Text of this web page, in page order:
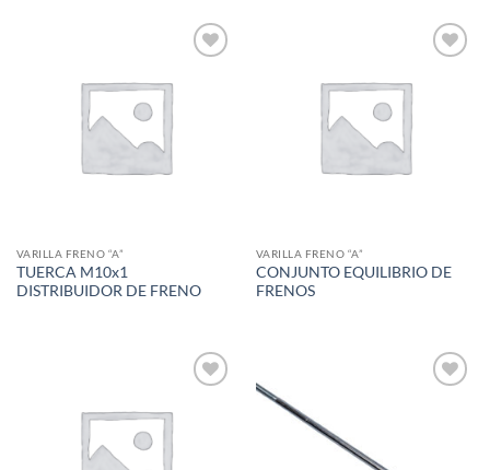
VARILLA FRENO “A”
TUERCA M10x1
DISTRIBUIDOR DE FRENO
VARILLA FRENO “A”
CONJUNTO EQUILIBRIO DE
FRENOS